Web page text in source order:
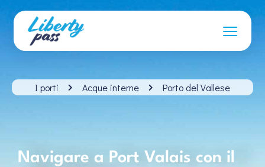
I porti Acque interne Porto del Vallese
Navigare a Port Valais con il